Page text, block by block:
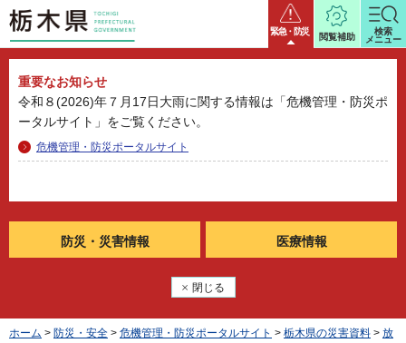
栃木県 緊急・防災
重要なお知らせ
令和８(2026)年７月17日大雨に関する情報は「危機管理・防災ポ
ータルサイト」をご覧ください。
危機管理・防災ポータルサイト
防災・ 災害情報 医療情報
閉じる
閲覧補助
検索
メニュー
ホーム > 防災・安全 > 危機管理・防災ポータルサイト > 栃木県の災害資料 > 放